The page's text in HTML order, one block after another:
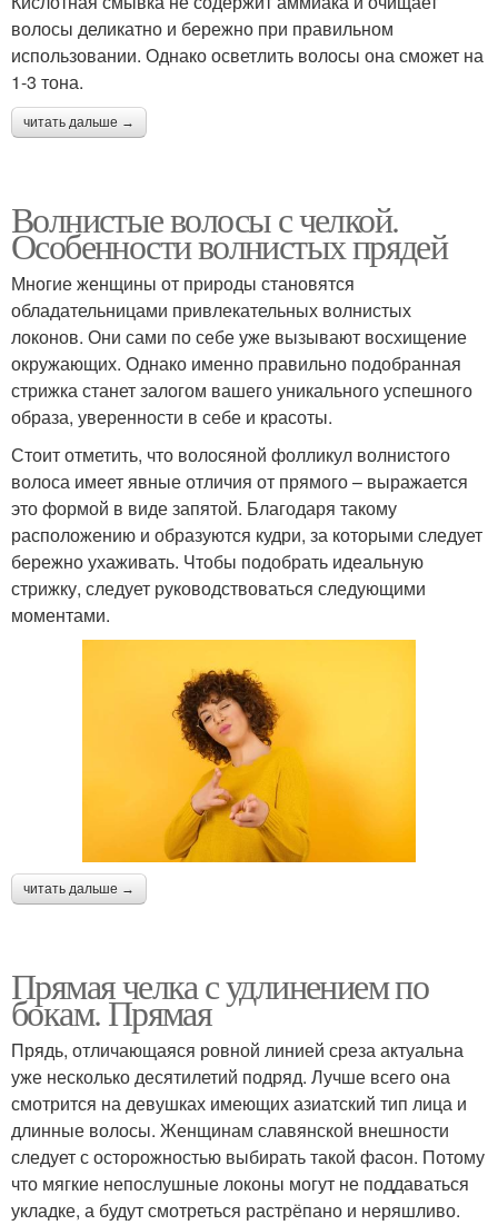
волосы деликатно и бережно при правильном
использовании. Однако осветлить волосы она сможет на
1-3 тона.
читать дальше →
Волнистые волосы с челкой.
Особенности волнистых прядей
Многие женщины от природы становятся
обладательницами привлекательных волнистых
локонов. Они сами по себе уже вызывают восхищение
окружающих. Однако именно правильно подобранная
стрижка станет залогом вашего уникального успешного
образа, уверенности в себе и красоты.
Стоит отметить, что волосяной фолликул волнистого
волоса имеет явные отличия от прямого – выражается
это формой в виде запятой. Благодаря такому
расположению и образуются кудри, за которыми следует
бережно ухаживать. Чтобы подобрать идеальную
стрижку, следует руководствоваться следующими
моментами.
читать дальше →
Прямая челка с удлинением по
бокам. Прямая
Прядь, отличающаяся ровной линией среза актуальна
уже несколько десятилетий подряд. Лучше всего она
смотрится на девушках имеющих азиатский тип лица и
длинные волосы. Женщинам славянской внешности
следует с осторожностью выбирать такой фасон. Потому
что мягкие непослушные локоны могут не поддаваться
укладке, а будут смотреться растрёпано и неряшливо.